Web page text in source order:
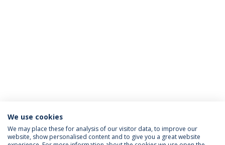
Política de Privacidade
Termos & Condições
Direitos do Titular dos Dados
We use cookies
We may place these for analysis of our visitor data, to improve our
website, show personalised content and to give you a great website